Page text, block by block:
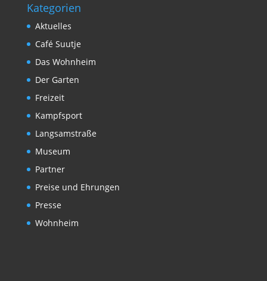
Kategorien
Aktuelles
Café Suutje
Das Wohnheim
Der Garten
Freizeit
Kampfsport
Langsamstraße
Museum
Partner
Preise und Ehrungen
Presse
Wohnheim